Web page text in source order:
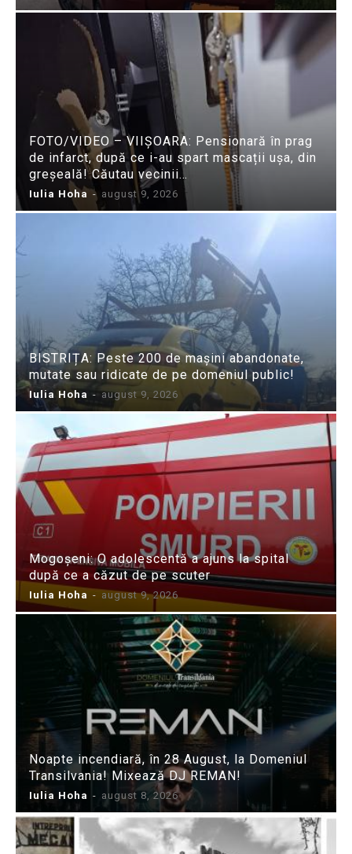
FOTO/VIDEO – VIIȘOARA: Pensionară în prag
de infarct, după ce i-au spart mascații ușa, din
greșeală! Căutau vecinii…
Iulia Hoha - august 9, 2026
BISTRIȚA: Peste 200 de mașini abandonate,
mutate sau ridicate de pe domeniul public!
Iulia Hoha - august 9, 2026
Mogoșeni: O adolescentă a ajuns la spital
după ce a căzut de pe scuter
Iulia Hoha - august 9, 2026
Noapte incendiară, în 28 August, la Domeniul
Transilvania! Mixează DJ REMAN!
Iulia Hoha - august 8, 2026